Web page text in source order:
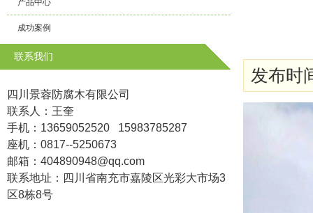
产品中心
成功案例
联系我们
四川景蓉防腐木有限公司
联系人：王奎
手机：13659052520 15983785287
座机： 0817--5250673
邮箱：404890948@qq.com
联系地址： 四川省南充市嘉陵区光彩大市场3
区8栋8号
发布时